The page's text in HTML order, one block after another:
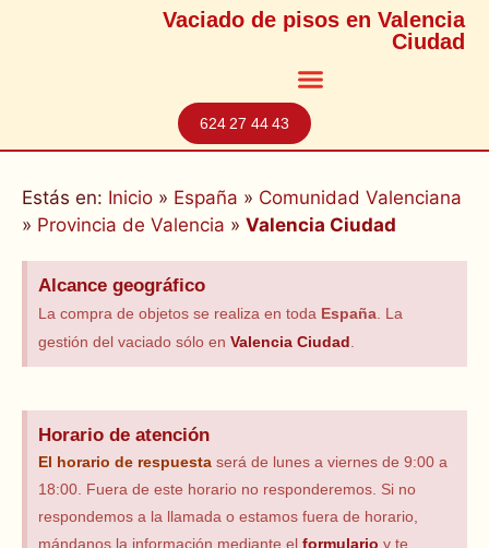
Vaciado de pisos en Valencia
Ciudad
624 27 44 43
Estás en: Inicio » España » Comunidad Valenciana
» Provincia de Valencia » Valencia Ciudad
Alcance geográfico
La compra de objetos se realiza en toda España . La
gestión del vaciado sólo en Valencia Ciudad
Horario de atención
El horario de respuesta será de lunes a viernes de 9:00 a
18:00. Fuera de este horario no responderemos. Si no
respondemos a la llamada o estamos fuera de horario,
mándanos la información mediante el formulario y te